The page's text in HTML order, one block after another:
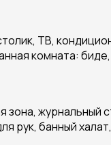
ТВ,
комната:
зона, журнальный
рук, банный